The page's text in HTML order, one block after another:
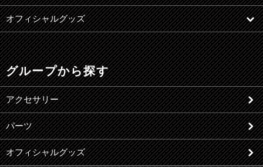
オフィシャルグッズ
グループから探す
アクセサリー
パーツ
オフィシャルグッズ